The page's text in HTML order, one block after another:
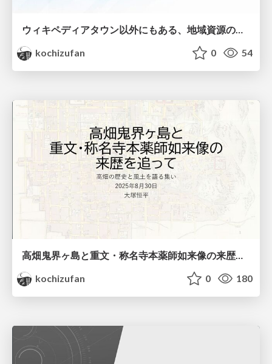
kochizufan
0 54
高畑鬼界ヶ島と重文・称名寺本薬師如来像の来歴を追って/kikaigashima
kochizufan
0 180